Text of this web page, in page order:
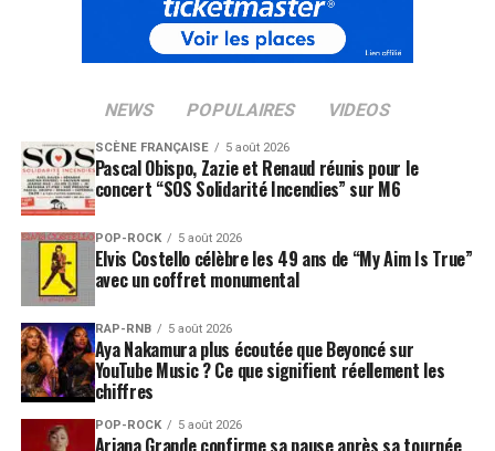
NEWS POPULAIRES VIDEOS
SCÈNE FRANÇAISE 5 août 2026
Pascal Obispo, Zazie et Renaud réunis pour le
concert “SOS Solidarité Incendies” sur M6
POP-ROCK 5 août 2026
Elvis Costello célèbre les 49 ans de “My Aim Is True”
avec un coffret monumental
RAP-RNB 5 août 2026
Aya Nakamura plus écoutée que Beyoncé sur
YouTube Music ? Ce que signifient réellement les
chiffres
POP-ROCK 5 août 2026
Ariana Grande confirme sa pause après sa tournée